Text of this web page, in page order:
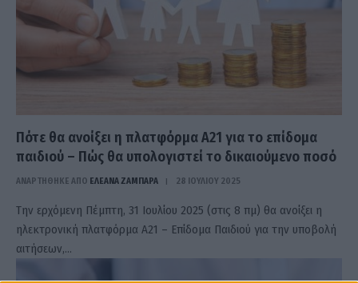
Πότε θα ανοίξει η πλατφόρμα Α21 για το επίδομα
παιδιού – Πώς θα υπολογιστεί το δικαιούμενο ποσό
ΑΝΑΡΤΗΘΗΚΕ ΑΠΟ ΕΛΕΑΝΑ ΖΑΜΠΑΡΑ 28 ΙΟΥΛΊΟΥ 2025
Την ερχόμενη Πέμπτη, 31 Ιουλίου 2025 (στις 8 πμ) θα ανοίξει η
ηλεκτρονική πλατφόρμα Α21 – Επίδομα Παιδιού για την υποβολή
αιτήσεων,…